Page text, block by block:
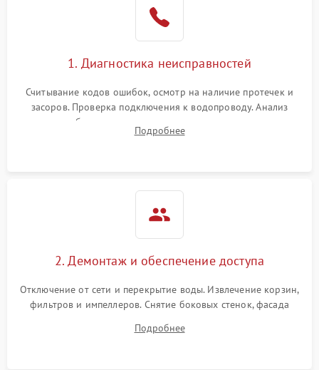
1. Диагностика неисправностей
Считывание кодов ошибок, осмотр на наличие протечек и
засоров. Проверка подключения к водопроводу. Анализ
жалоб на отсутствие слива, нагрева, вращения
разбрызгивателей или срабатывание системы защиты
Подробнее
2. Демонтаж и обеспечение доступа
Отключение от сети и перекрытие воды. Извлечение корзин,
фильтров и импеллеров. Снятие боковых стенок, фасада
циркуляционному насосу, ТЭНу и сливной помпе.
Подробнее